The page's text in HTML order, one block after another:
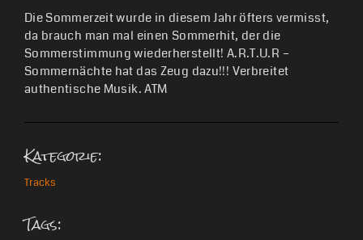
Die Sommerzeit wurde in diesem Jahr öfters vermisst,
da brauch man mal einen Sommerhit, der die
Sommerstimmung wiederherstellt! A.R.T.U.R –
Sommernächte hat das Zeug dazu!!! Verbreitet
authentische Musik. ATM
Kategorie:
Tracks
Tags: